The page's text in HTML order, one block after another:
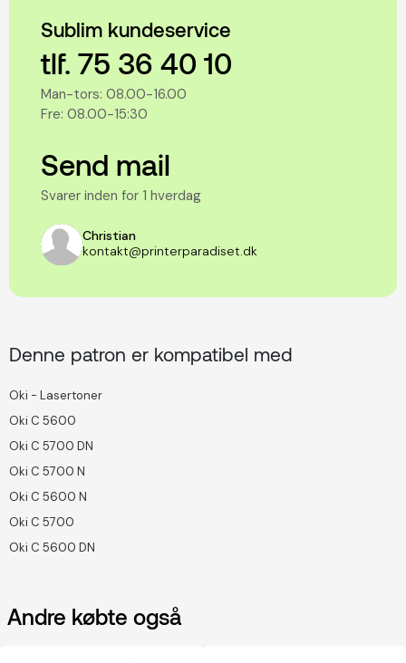
Sublim kundeservice
tlf. 75 36 40 10
Man-tors: 08.00-16.00
Fre: 08.00-15:30
Send mail
Svarer inden for 1 hverdag
Christian
kontakt@printerparadiset.dk
Denne patron er kompatibel med
Oki - Lasertoner
Oki C 5600
Oki C 5700 DN
Oki C 5700 N
Oki C 5600 N
Oki C 5700
Oki C 5600 DN
Andre købte også